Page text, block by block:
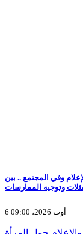
وفي المجتمع .. بين
6 أوت 2026، 09:00